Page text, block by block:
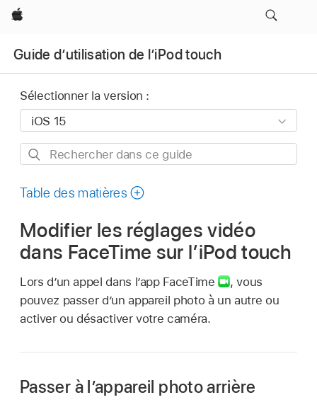
Apple
Guide d’utilisation de l’iPod touch
Sélectionner la version :
Rechercher
ce
Table des matières
Modifier les réglages vidéo
dans FaceTime sur l’iPod touch
Lors d’un appel dans l’app FaceTime ,vous
pouvez passer d’un appareil photo à un autre ou
activer ou désactiver votre caméra.
Passer à l’appareil photo arrière